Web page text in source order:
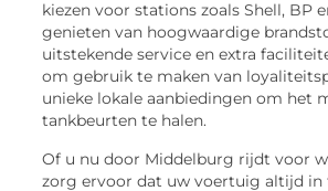
kiezen voor stations zoals Shell, BP
genieten van hoogwaardige
uitstekende service en extra
om gebruik te maken van
unieke lokale aanbiedingen om het
tankbeurten te halen.
Of u nu door Middelburg rijdt voor
zorg ervoor dat uw voertuig altijd